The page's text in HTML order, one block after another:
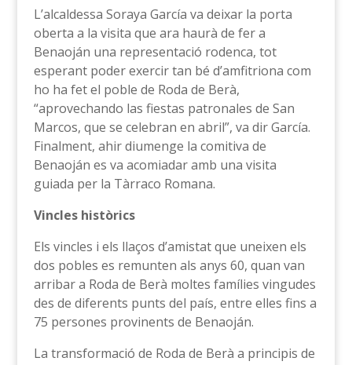
L’alcaldessa Soraya García va deixar la porta
oberta a la visita que ara haurà de fer a
Benaoján una representació rodenca, tot
esperant poder exercir tan bé d’amfitriona com
ho ha fet el poble de Roda de Berà,
“aprovechando las fiestas patronales de San
Marcos, que se celebran en abril”, va dir García.
Finalment, ahir diumenge la comitiva de
Benaoján es va acomiadar amb una visita
guiada per la Tàrraco Romana.
Vincles històrics
Els vincles i els llaços d’amistat que uneixen els
dos pobles es remunten als anys 60, quan van
arribar a Roda de Berà moltes famílies vingudes
des de diferents punts del país, entre elles fins a
75 persones provinents de Benaoján.
La transformació de Roda de Berà a principis de